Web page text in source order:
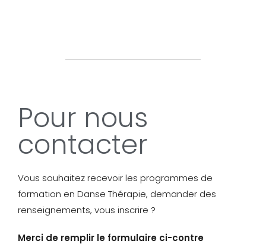
Pour nous
contacter
Vous souhaitez recevoir les programmes de
formation en Danse Thérapie, demander des
renseignements, vous inscrire ?
Merci de remplir le formulaire ci-contre